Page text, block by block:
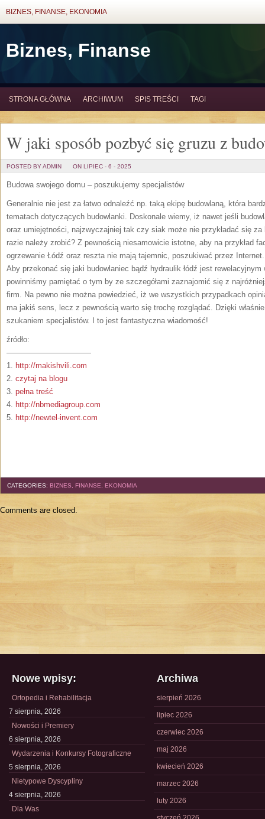
BIZNES, FINANSE, EKONOMIA
Biznes, Finanse
STRONA GŁÓWNA ARCHIWUM SPIS TREŚCI TAGI
W jaki sposób pozbyć się gruzu z
POSTED BY ADMIN ON LIPIEC - 6 - 2025
Budowa swojego domu – poszukujemy specjalistów
Generalnie nie jest za łatwo odnaleźć np. taką ekipę budowlaną, która
tematach dotyczących budowlanki. Doskonale wiemy, iż nawet jeśli
oraz umiejętności, najzwyczajniej tak czy siak może nie przykładać się
razie należy zrobić? Z pewnością niesamowicie istotne, aby na przykład
ogrzewanie Łódź oraz reszta nie mają tajemnic, poszukiwać przez
Aby przekonać się jaki budowlaniec bądź hydraulik łódź jest
powinniśmy pamiętać o tym by ze szczegółami zaznajomić się z
firm. Na pewno nie można powiedzieć, iż we wszystkich przypadkach
ma jakiś sens, lecz z pewnością warto się trochę rozglądać. Dzięki
szukaniem specjalistów. I to jest fantastyczna wiadomość!
źródło:
———————————
1. http://makishvili.com
2. czytaj na blogu
3. pełna treść
4. http://nbmediagroup.com
5. http://newtel-invent.com
CATEGORIES: BIZNES, FINANSE, EKONOMIA
Comments are closed.
Nowe wpisy:
Ortopedia i Rehabilitacja
7 sierpnia, 2026
Nowości i Premiery
6 sierpnia, 2026
Wydarzenia i Konkursy Fotograficzne
5 sierpnia, 2026
Nietypowe Dyscypliny
4 sierpnia, 2026
Dla Was
Archiwa
sierpień 2026
lipiec 2026
czerwiec 2026
maj 2026
kwiecień 2026
marzec 2026
luty 2026